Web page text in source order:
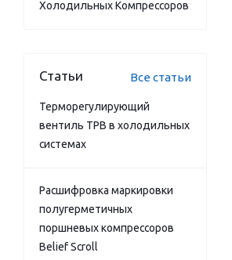
Холодильных Компрессоров
Статьи Все статьи
Терморегулирующий
вентиль ТРВ в холодильных
системах
Расшифровка маркировки
полугерметичных
поршневых компрессоров
Belief Scroll